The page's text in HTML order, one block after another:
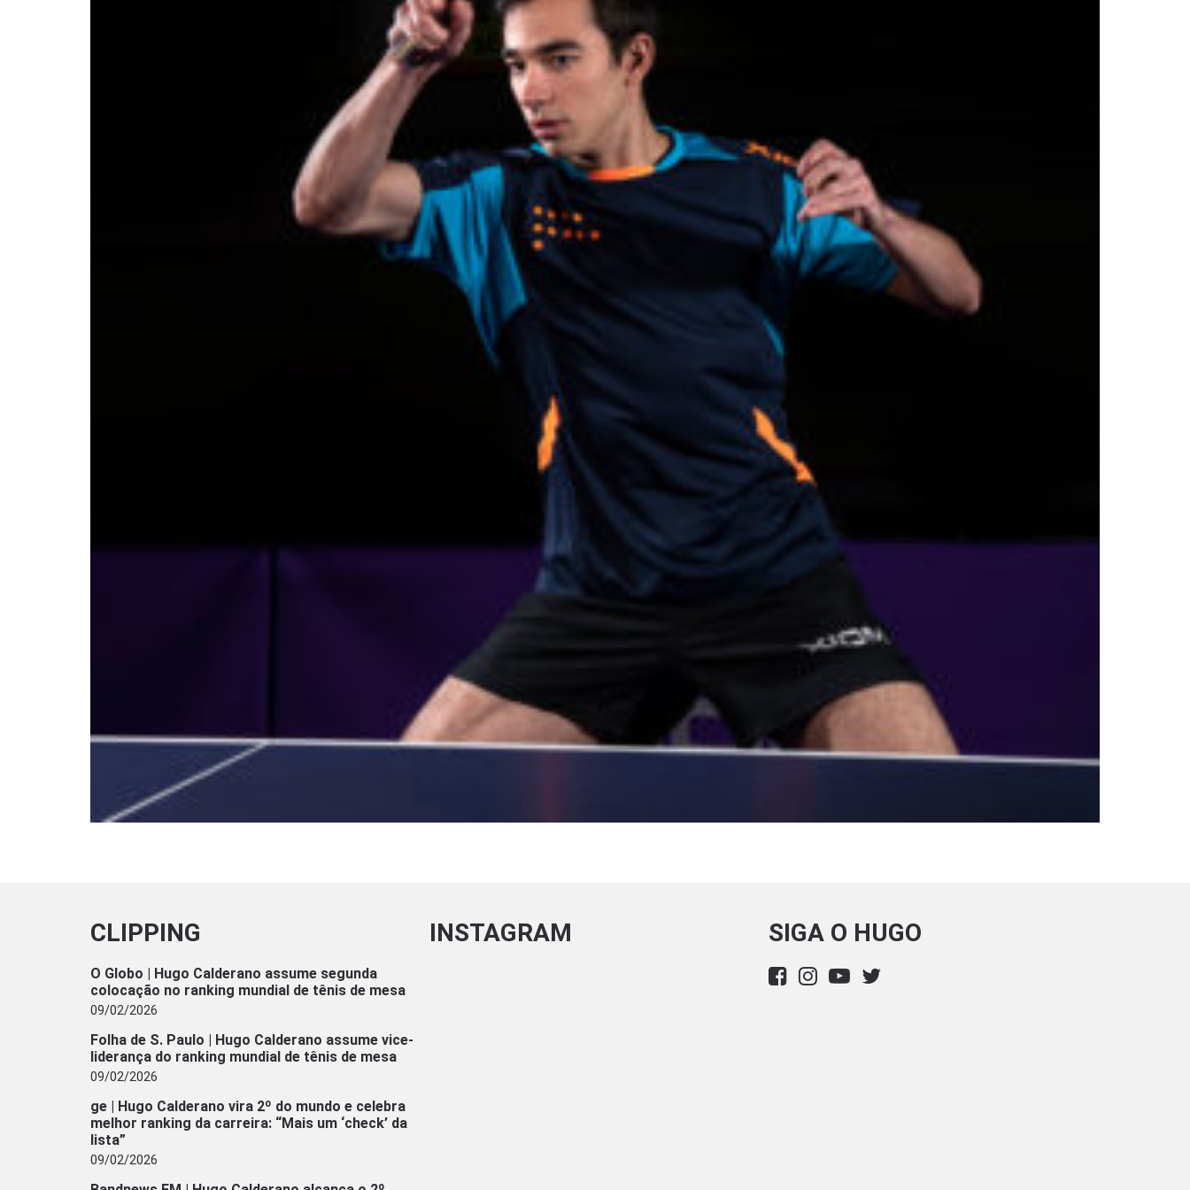
CLIPPING
O Globo | Hugo Calderano assume segunda
colocação no ranking mundial de tênis de mesa
09/02/2026
Folha de S. Paulo | Hugo Calderano assume vice-
liderança do ranking mundial de tênis de mesa
09/02/2026
ge | Hugo Calderano vira 2º do mundo e celebra
melhor ranking da carreira: “Mais um ‘check’ da
lista”
09/02/2026
INSTAGRAM SIGA O HUGO